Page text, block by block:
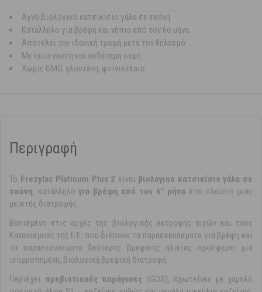
Αγνό βιολογικό κατσικίσιο γάλα σε σκόνη
Κατάλληλο για βρέφη και νήπια από τον 6ο μήνα
Αποτελεί την ιδανική τροφή μετά τον θηλασμό
Με ήπια γεύση και ουδέτερη οσμή
Χωρίς GMO, γλουτένη, φοινικέλαιο
Περιγραφή
Το Frezylac Platinum Plus 2 είναι βιολογικό κατσικίσιο γάλα σε
σκόνη, κατάλληλο για βρέφη από τον 6° μήνα στο πλαίσιο μιας
μεικτής διατροφής.
Βασισμένο στις αρχές της βιολογικής εκτροφής αιγών και τους
Κανονισμούς της Ε.Ε. που διέπουν τα παρασκευάσματα για βρέφη και
τα παρασκευάσματα δεύτερης βρεφικής ηλικίας προσφέρει μία
ισορροπημένη, βιολογική βρεφική διατροφή.
Περιέχει πρεβιοτικούς παράγονες (GOS), πρωτεΐνες με χαμηλό